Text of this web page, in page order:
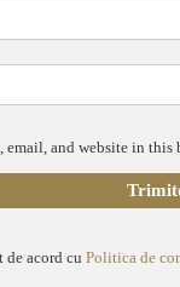
email, and website in
de acord cu Politica de